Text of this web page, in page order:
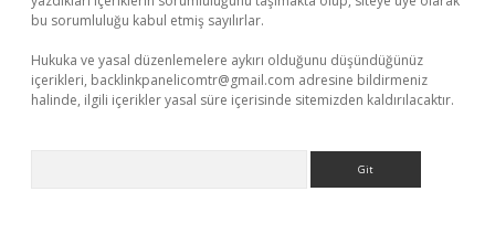
bu sorumluluğu kabul etmiş sayılırlar.
Hukuka ve yasal düzenlemelere aykırı olduğunu düşündüğünüz
içerikleri, backlinkpanelicomtr@gmail.com adresine bildirmeniz
halinde, ilgili içerikler yasal süre içerisinde sitemizden kaldırılacaktır.